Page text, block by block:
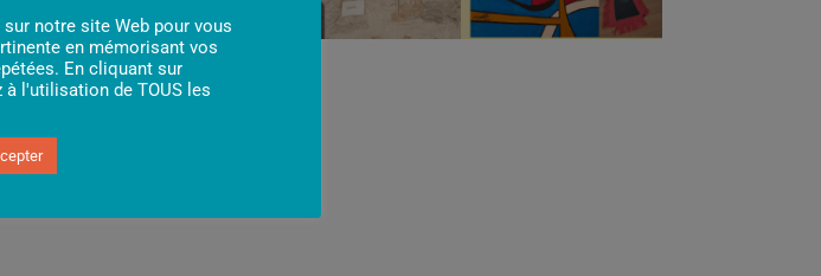
!
notre site Web pour vous
en mémorisant vos
En cliquant sur
à l'utilisation de TOUS les